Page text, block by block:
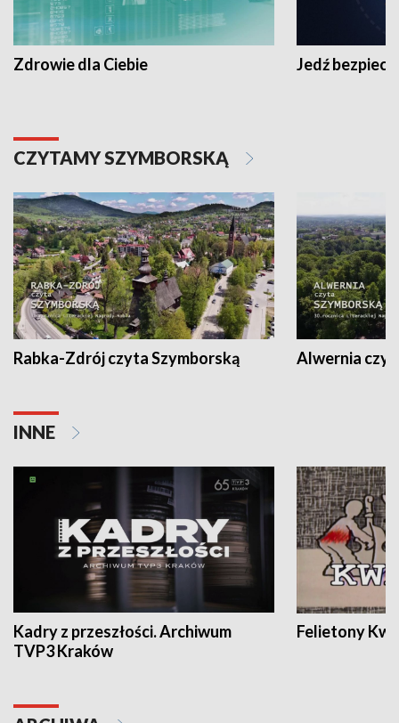
Zdrowie dla Ciebie Jedź
CZYTAMY SZYMBORSKĄ
Rabka-Zdrój czyta Szymborską Alwernia
INNE
Kadry z przeszłości. Archiwum
TVP3 Kraków
Felietony